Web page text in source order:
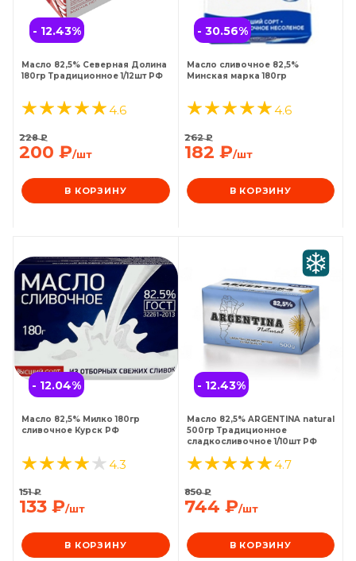
- 12.43%
Масло 82,5% Северная Долина
180гр Традиционное 1/12шт РФ
4.6
200 ₽/шт
228₽
В КОРЗИНУ
- 30.56%
Масло сливочное 82,5%
Минская марка 180гр
4.6
182 ₽/шт
262₽
В КОРЗИНУ
- 12.04%
Масло 82,5% Милко 180гр
сливочное Курск РФ
4.3
133 ₽/шт
151₽
В КОРЗИНУ
- 12.43%
Масло 82,5% ARGENTINA natural
500гр Традиционное
сладкосливочное 1/10шт РФ
4.7
744 ₽/шт
850₽
В КОРЗИНУ